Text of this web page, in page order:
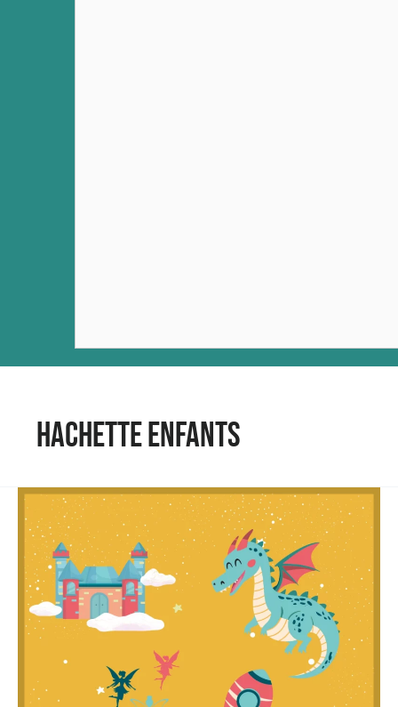
Hachette Enfants
Philippe
Matter